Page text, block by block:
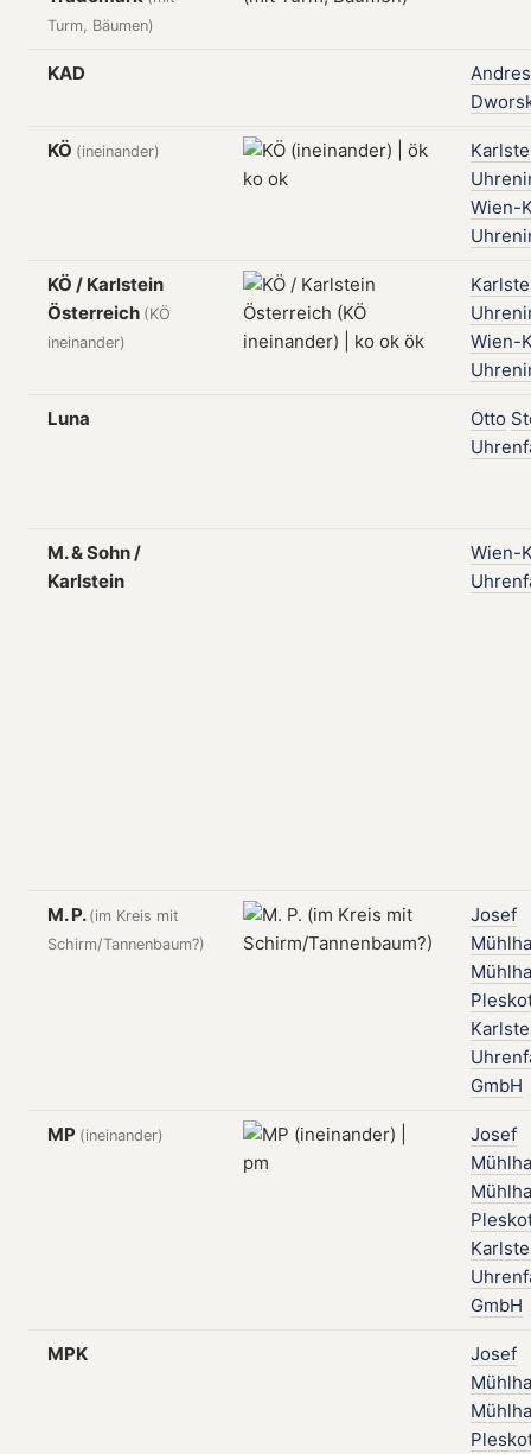
Turm, Bäumen)
KAD
Andres
KÖ (ineinander)
Wien-
KÖ / Karlstein
Österreich (KÖ
ineinander)
Wien-
Luna Otto
M. & Sohn /
Karlstein
Wien-
M. P. (im Kreis mit
Schirm/Tannenbaum?)
Josef
GmbH
MP (ineinander)
Josef
GmbH
MPK
Josef